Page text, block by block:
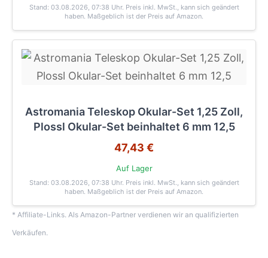
Stand: 03.08.2026, 07:38 Uhr. Preis inkl. MwSt., kann sich geändert
haben. Maßgeblich ist der Preis auf Amazon.
Astromania Teleskop Okular-Set 1,25 Zoll,
Plossl Okular-Set beinhaltet 6 mm 12,5
47,43 €
Auf Lager
Stand: 03.08.2026, 07:38 Uhr. Preis inkl. MwSt., kann sich geändert
haben. Maßgeblich ist der Preis auf Amazon.
* Affiliate-Links. Als Amazon-Partner verdienen wir an qualifizierten
Verkäufen.